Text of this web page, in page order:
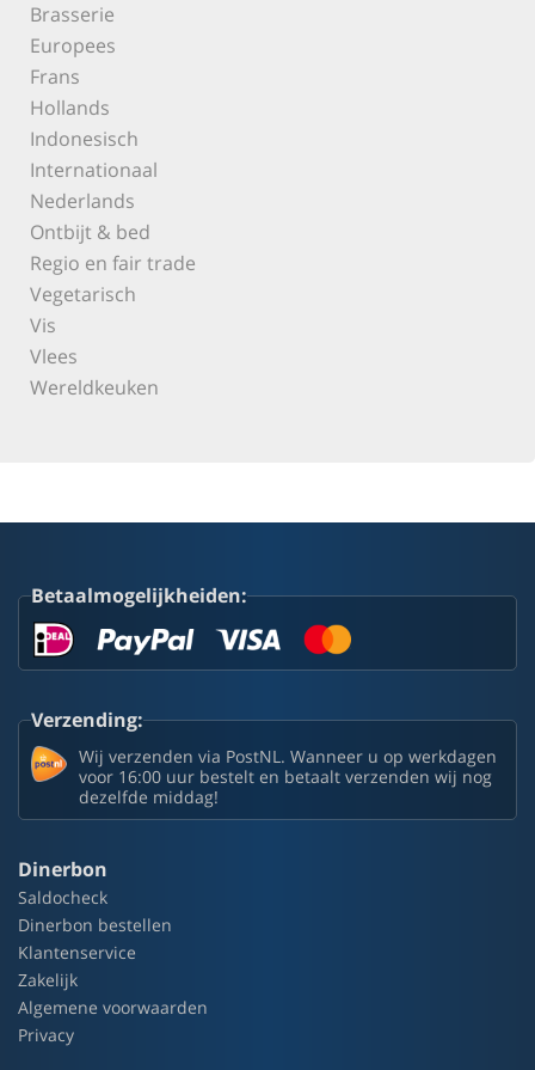
Brasserie
Europees
Frans
Hollands
Indonesisch
Internationaal
Nederlands
Ontbijt & bed
Regio en fair trade
Vegetarisch
Vis
Vlees
Wereldkeuken
Betaalmogelijkheiden:
Verzending:
Wij verzenden via PostNL. Wanneer u op werkdagen
voor 16:00 uur bestelt en betaalt verzenden wij nog
dezelfde middag!
Dinerbon
Saldocheck
Dinerbon bestellen
Klantenservice
Zakelijk
Algemene voorwaarden
Privacy